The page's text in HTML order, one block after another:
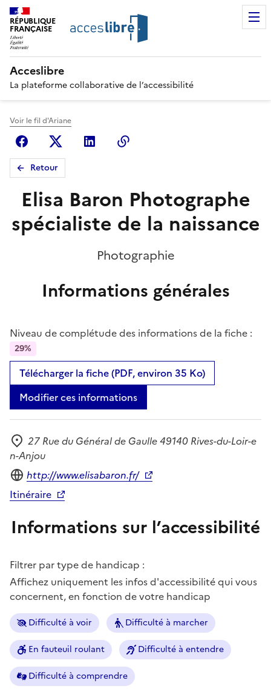
RÉPUBLIQUE
FRANÇAISE
Acceslibre
La plateforme collaborative de l’accessibilité
Voir le fil d'Ariane
FacebookX (anciennement Twitter)
Linkedin
Retour
Elisa Baron Photographe
spécialiste de la naissance
Photographie
Informations générales
Niveau de complétude des informations de la fiche :
29%
Télécharger la fiche (PDF, environ 35 Ko)
Modifier ces informations
Adresse
27 Rue du Général de Gaulle 49140 Rives-du-Loir-e
n-Anjou
Site internet
http://www.elisabaron.fr/
Itinéraire
Informations sur l’accessibilité
Filtrer par type de handicap :
Affichez uniquement les infos d'accessibilité qui vous
concernent, en fonction de votre handicap
Difficulté à voir Difficulté à marcher
En fauteuil roulant Difficulté à entendre
Difficulté à comprendre